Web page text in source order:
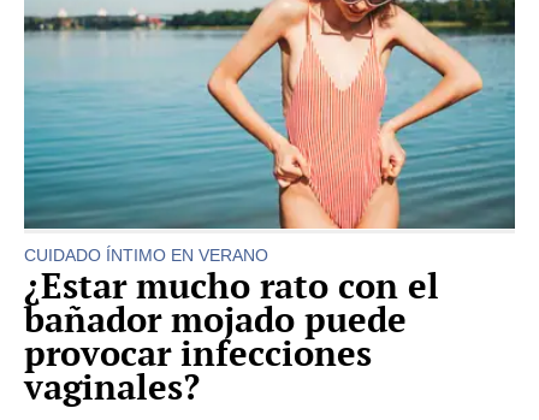
CUIDADO ÍNTIMO EN VERANO
¿Estar mucho rato con el
bañador mojado puede
provocar infecciones
vaginales?